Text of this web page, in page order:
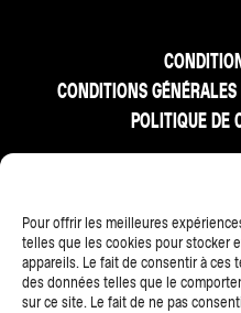
Pour offrir les meilleures
telles que les cookies pour stocker
appareils. Le fait de consentir à
des données telles que le
sur ce site. Le fait de ne pas
CONDITIONS
POLITIQUE DE